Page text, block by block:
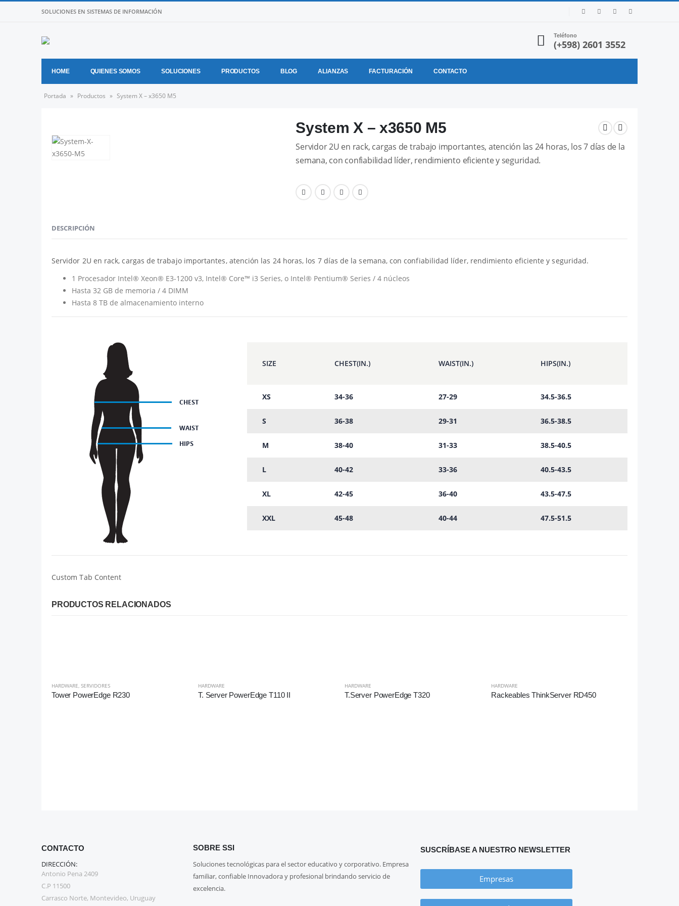
SOLUCIONES EN SISTEMAS DE INFORMACIÓN
Teléfono
(+598) 2601 3552
HOME QUIENES SOMOS SOLUCIONES PRODUCTOS BLOG ALIANZAS FACTURACIÓN CONTACTO
Portada » Productos » System X – x3650 M5
System X – x3650 M5
Servidor 2U en rack, cargas de trabajo importantes, atención las 24 horas, los 7 días de la
semana, con confiabilidad líder, rendimiento eficiente y seguridad.
DESCRIPCIÓN
Servidor 2U en rack, cargas de trabajo importantes, atención las 24 horas, los 7 días de la semana, con confiabilidad líder, rendimiento eficiente y seguridad.
1 Procesador Intel® Xeon® E3-1200 v3, Intel® Core™ i3 Series, o Intel® Pentium® Series / 4 núcleos
Hasta 32 GB de memoria / 4 DIMM
Hasta 8 TB de almacenamiento interno
SIZE CHEST(IN.) WAIST(IN.) HIPS(IN.)
XS 34-36 27-29 34.5-36.5
S 36-38 29-31 36.5-38.5
M 38-40 31-33 38.5-40.5
L 40-42 33-36 40.5-43.5
XL 42-45 36-40 43.5-47.5
XXL 45-48 40-44 47.5-51.5
Custom Tab Content
PRODUCTOS RELACIONADOS
HARDWARE, SERVIDORES
Tower PowerEdge R230
HARDWARE
T. Server PowerEdge T110 II
HARDWARE
T.Server PowerEdge T320
HARDWARE
Rackeables ThinkServer RD450
CONTACTO
DIRECCIÓN:
Antonio Pena 2409
C.P 11500
Carrasco Norte, Montevideo, Uruguay
SOBRE SSI
Soluciones tecnológicas para el sector educativo y corporativo. Empresa
familiar, confiable Innovadora y profesional brindando servicio de
excelencia.
SUSCRÍBASE A NUESTRO NEWSLETTER
Empresas